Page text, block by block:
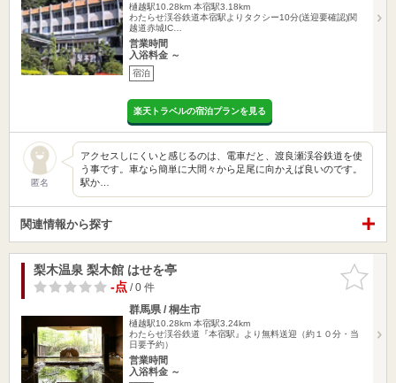
樋越駅10.28km 本宿駅3.18km
わたらせ渓谷鉄道本宿駅よりタクシー10分(送迎要確認)関
越道赤城IC…
営業時間
入浴料金 ～
宿泊
楽天トラベルの宿泊プランを見る
匿名
アクセスしにくいと感じるのは、電車だと、渡良瀬渓谷鉄道を使
う事です。車なら簡単に大間々から足尾に向かえば良いのです。
駅か…
関連情報から探す
お気に入
りに追加
梨木温泉 梨木館 はせを亭
-点/ 0 件
群馬県 / 桐生市
樋越駅10.28km 本宿駅3.24km
わたらせ渓谷鉄道『本宿駅』より無料送迎（約１０分・当
日要予約）
営業時間
入浴料金 ～